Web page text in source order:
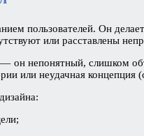
пользователей. Он
или расставлены
— он непонятный, слишком
или неудачная концепция